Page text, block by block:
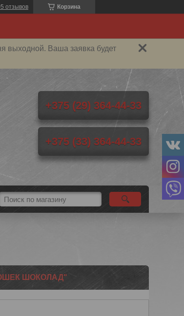
Корзина
отзывов
выходной. Ваша заявка будет
+375 (29) 364-44-33
+375 (33) 364-44-33
ШОКОЛАД"